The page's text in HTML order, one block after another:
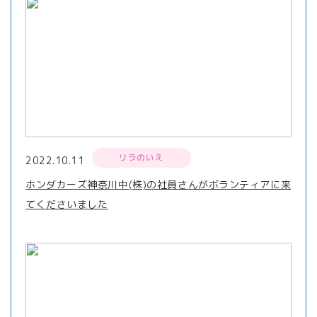
2022.10.11 リラのいえ
ホンダカーズ神奈川中(株)の社員さんがボランティアに来
てくださいました